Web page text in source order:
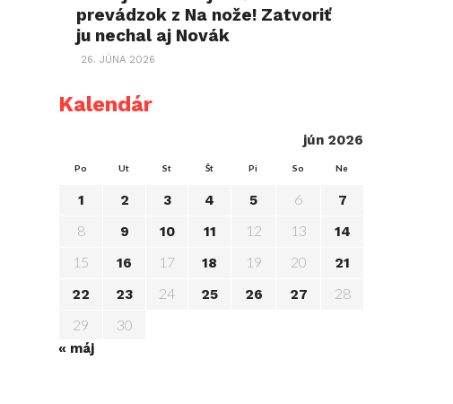
prevádzok z Na nože! Zatvoriť
ju nechal aj Novák
26. JÚNA 2026
Kalendár
jún 2026
Po Ut St Št Pi So Ne
1 2 3 4 5 6 7
8 9 10 11 12 13 14
15 16 17 18 19 20
21
22
23 24 25 26 27
28
29
30
« máj